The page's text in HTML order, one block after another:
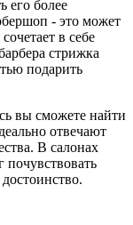
его более
- это может
в себе
стрижка
подарить
вы сможете найти
отвечают
В салонах
почувствовать